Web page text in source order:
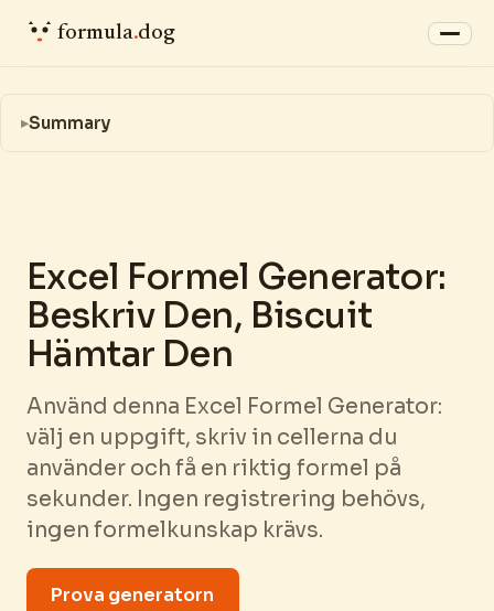
Summary
Excel Formel Generator:
Beskriv Den, Biscuit
Hämtar Den
Använd denna Excel Formel Generator:
välj en uppgift, skriv in cellerna du
använder och få en riktig formel på
sekunder. Ingen registrering behövs,
ingen formelkunskap krävs.
Prova generatorn
formula.dog